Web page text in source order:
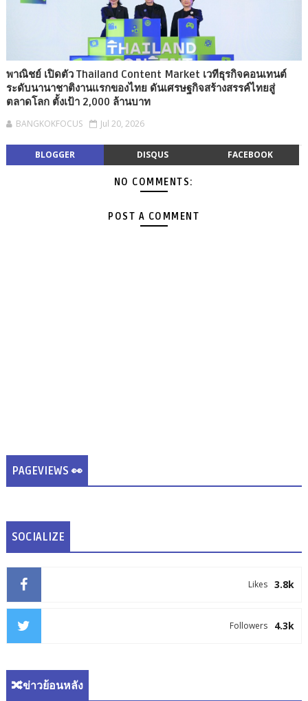
พาณิชย์ เปิดตัว Thailand Content Market เวทีธุรกิจคอนเทนต์
ระดับนานาชาติงานแรกของไทย ดันเศรษฐกิจสร้างสรรค์ไทยสู่
ตลาดโลก ตั้งเป้า 2,000 ล้านบาท
BANGKOKFOCUS Jul 20, 2026
BLOGGER DISQUS FACEBOOK
NO COMMENTS:
POST A COMMENT
PAGEVIEWS 👀
SOCIALIZE
3.8k
Likes
4.3k
Followers
🔀ข่าวย้อนหลัง